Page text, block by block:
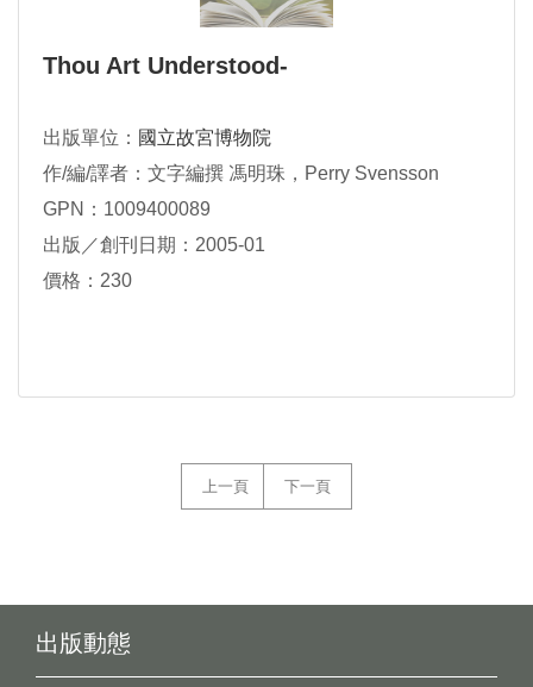
Thou Art Understood-
出版單位： 國立故宮博物院
作/編/譯者：文字編撰 馮明珠，Perry Svensson
GPN：1009400089
出版／創刊日期：2005-01
價格：230
上一頁 下一頁
出版動態